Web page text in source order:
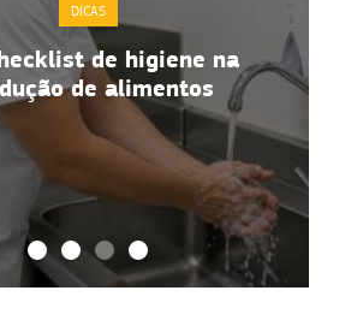
DICAS
de manipulação de
no dia a dia